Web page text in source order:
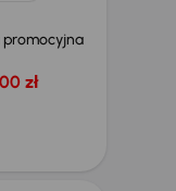
promocyjna
zł